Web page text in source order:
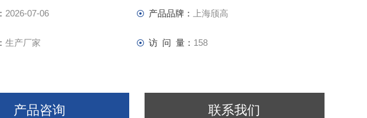
2026-07-06 产品品牌： 上海颀高
生产厂家 访 问 量： 158
产品咨询 联系我们